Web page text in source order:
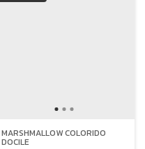
MARSHMALLOW COLORIDO
DOCILE